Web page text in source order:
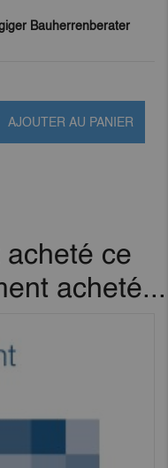
Bauherrenberater
AJOUTER AU PANIER
acheté ce
acheté...